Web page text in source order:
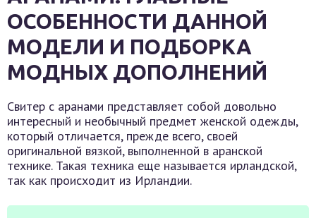
ОСОБЕННОСТИ ДАННОЙ
МОДЕЛИ И ПОДБОРКА
МОДНЫХ ДОПОЛНЕНИЙ
Свитер с аранами представляет собой довольно
интересный и необычный предмет женской одежды,
который отличается, прежде всего, своей
оригинальной вязкой, выполненной в аранской
технике. Такая техника еще называется ирландской,
так как происходит из Ирландии.